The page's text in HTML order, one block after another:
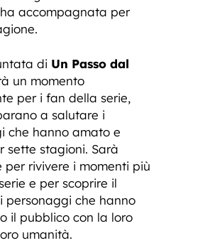
accompagnata per
di Un Passo dal
un momento
per i fan della serie,
a salutare i
che hanno amato e
sette stagioni. Sarà
per rivivere i momenti più
e per scoprire il
personaggi che hanno
il pubblico con la loro
umanità.